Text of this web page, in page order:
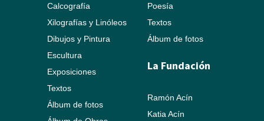
Calcografía
Xilografías y Linóleos
Dibujos y Pintura
Escultura
Exposiciones
Textos
Álbum de fotos
Poesía
Textos
Álbum de fotos
La Fundación
Ramón Acín
Katia Acín